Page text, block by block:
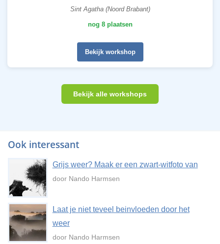
Sint Agatha (Noord Brabant)
nog 8 plaatsen
Bekijk workshop
Bekijk alle workshops
Ook interessant
Grijs weer? Maak er een zwart-witfoto van
door Nando Harmsen
Laat je niet teveel beinvloeden door het
weer
door Nando Harmsen